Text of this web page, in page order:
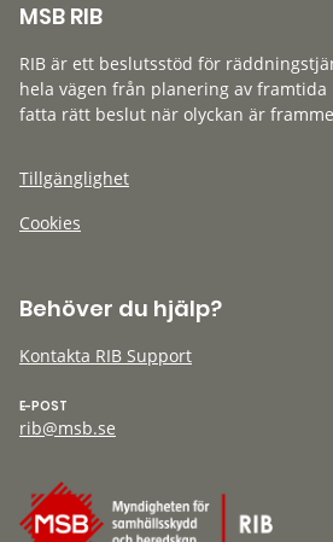
MSB RIB
RIB är ett beslutsstöd för
hela vägen från planering av
fatta rätt beslut när olyckan är
Tillgänglighet
Cookies
Behöver du hjälp?
Kontakta RIB Support
E-POST
rib@msb.se